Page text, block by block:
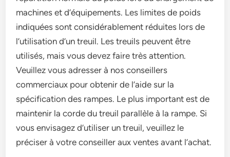
machines et d’équipements. Les limites de poids
indiquées sont considérablement réduites lors de
l’utilisation d’un treuil. Les treuils peuvent être
utilisés, mais vous devez faire très attention.
Veuillez vous adresser à nos conseillers
commerciaux pour obtenir de l’aide sur la
spécification des rampes. Le plus important est de
maintenir la corde du treuil parallèle à la rampe. Si
vous envisagez d’utiliser un treuil, veuillez le
préciser à votre conseiller aux ventes avant l’achat.